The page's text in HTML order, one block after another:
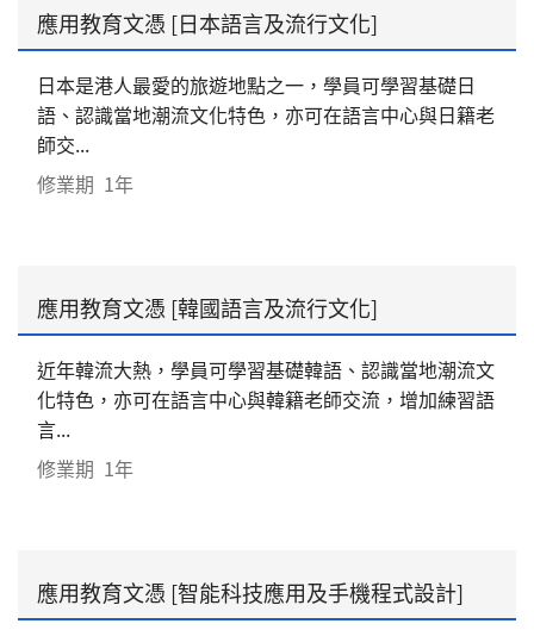
應用教育文憑 [日本語言及流行文化]
日本是港人最愛的旅遊地點之一，學員可學習基礎日
語、認識當地潮流文化特色，亦可在語言中心與日籍老
師交...
修業期 1年
應用教育文憑 [韓國語言及流行文化]
近年韓流大熱，學員可學習基礎韓語、認識當地潮流文
化特色，亦可在語言中心與韓籍老師交流，增加練習語
言...
修業期 1年
應用教育文憑 [智能科技應用及手機程式設計]